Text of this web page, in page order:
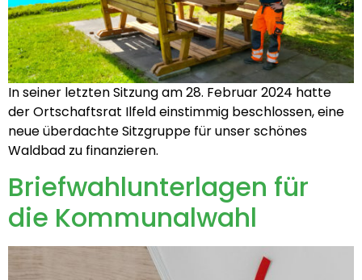
In seiner letzten Sitzung am 28. Februar 2024 hatte
der Ortschaftsrat Ilfeld einstimmig beschlossen, eine
neue überdachte Sitzgruppe für unser schönes
Waldbad zu finanzieren.
Briefwahlunterlagen für
die Kommunalwahl